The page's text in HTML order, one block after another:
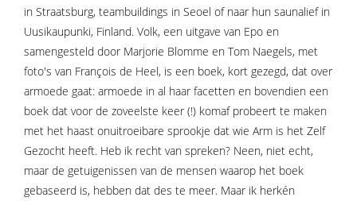
in Straatsburg, teambuildings in Seoel of naar hun saunalief in
Uusikaupunki, Finland. Volk, een uitgave van Epo en
samengesteld door Marjorie Blomme en Tom Naegels, met
foto's van François de Heel, is een boek, kort gezegd, dat over
armoede gaat: armoede in al haar facetten en bovendien een
boek dat voor de zoveelste keer (!) komaf probeert te maken
met het haast onuitroeibare sprookje dat wie Arm is het Zelf
Gezocht heeft. Heb ik recht van spreken? Neen, niet echt,
maar de getuigenissen van de mensen waarop het boek
gebaseerd is, hebben dat des te meer. Maar ik herkén